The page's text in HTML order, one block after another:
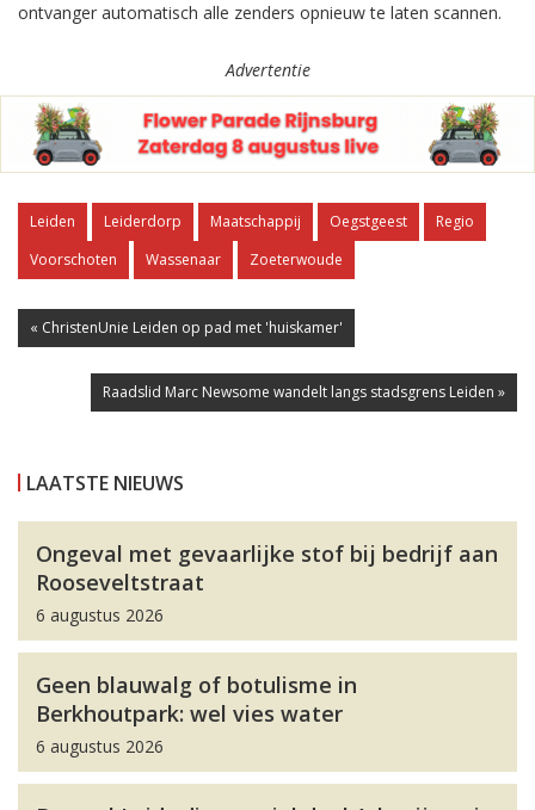
ontvanger automatisch alle zenders opnieuw te laten scannen.
Advertentie
Leiden Leiderdorp Maatschappij Oegstgeest
Regio
Voorschoten
Wassenaar Zoeterwoude
« ChristenUnie Leiden op pad met 'huiskamer'
Raadslid Marc Newsome wandelt langs stadsgrens Leiden »
LAATSTE NIEUWS
Ongeval met gevaarlijke stof bij bedrijf aan
Rooseveltstraat
6 augustus 2026
Geen blauwalg of botulisme in
Berkhoutpark: wel vies water
6 augustus 2026